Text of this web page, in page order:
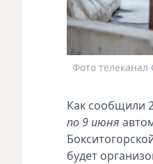
Фото телеканал
Как сообщили
по 9 июня
будет